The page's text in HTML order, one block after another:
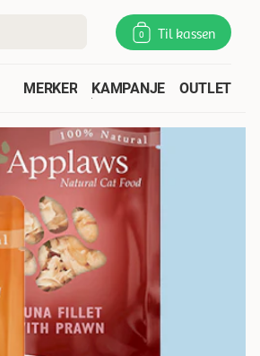
0 Til kassen
MERKER KAMPANJE OUTLET